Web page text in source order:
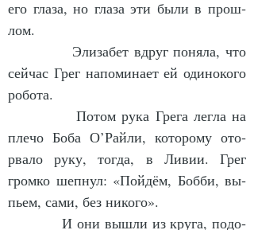
его гла­за, но гла­за эти бы­ли в про­ш­
лом.
сей­час Грег на­по­ми­на­ет ей оди­но­ко­го
ро­бо­та.
            По­том ру­ка Гре­га лег­ла на
пле­чо Бо­ба О’Рай­ли, ко­то­ро­му ото­
рва­ло ру­ку, тог­да, в Ли­вии. Грег
гром­ко шеп­нул: «Пой­дём, Боб­би, вы­
пьем, са­ми, без ни­ко­го».
            И они вы­шли из кру­га, по­до­